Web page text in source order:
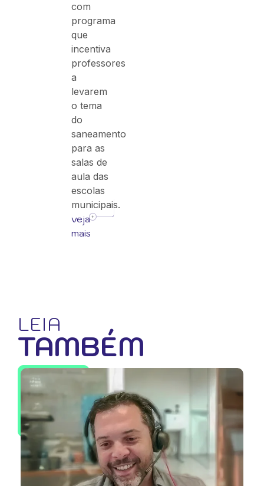
com
programa
que
incentiva
professores
a
levarem
o tema
do
saneamento
para as
salas de
aula das
escolas
municipais.
veja
mais
LEIA
TAMBÉM